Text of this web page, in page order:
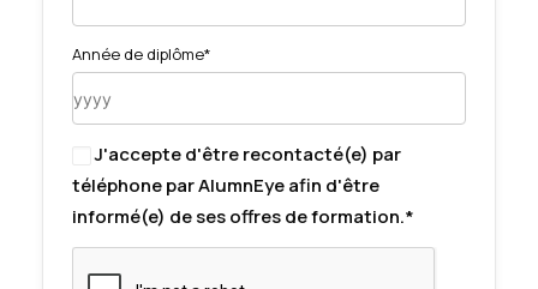
Année de diplôme*
J'accepte d'être recontacté(e) par
téléphone par AlumnEye afin d'être
informé(e) de ses offres de formation.*